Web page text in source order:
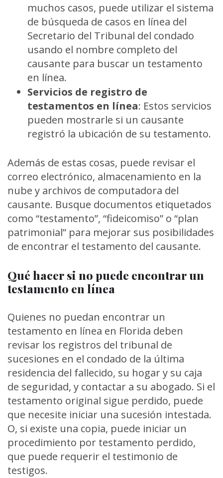
muchos casos, puede utilizar el sistema
de búsqueda de casos en línea del
Secretario del Tribunal del condado
usando el nombre completo del
causante para buscar un testamento
en línea.
Servicios de registro de
testamentos en línea: Estos servicios
pueden mostrarle si un causante
registró la ubicación de su testamento.
Además de estas cosas, puede revisar el
correo electrónico, almacenamiento en la
nube y archivos de computadora del
causante. Busque documentos etiquetados
como “testamento”, “fideicomiso” o “plan
patrimonial” para mejorar sus posibilidades
de encontrar el testamento del causante.
Qué hacer si no puede encontrar un
testamento en línea
Quienes no puedan encontrar un
testamento en línea en Florida deben
revisar los registros del tribunal de
sucesiones en el condado de la última
residencia del fallecido, su hogar y su caja
de seguridad, y contactar a su abogado. Si el
testamento original sigue perdido, puede
que necesite iniciar una sucesión intestada.
O, si existe una copia, puede iniciar un
procedimiento por testamento perdido,
que puede requerir el testimonio de
testigos.